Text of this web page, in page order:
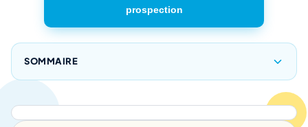
prospection
SOMMAIRE